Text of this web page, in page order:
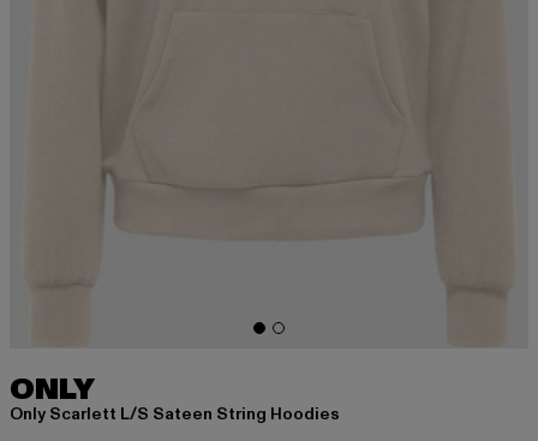
ONLY
Only Scarlett L/S Sateen String Hoodies